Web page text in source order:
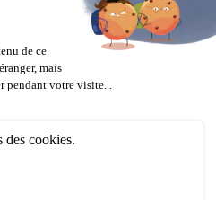
nous
légales